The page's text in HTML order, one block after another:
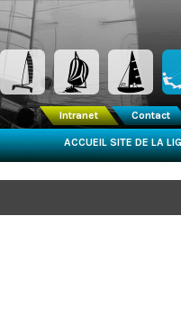
Contact
Intranet
ACCUEIL SITE DE LA